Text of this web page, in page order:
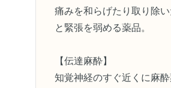
痛みを和らげたり取り除
と緊張を弱める薬品。
【伝達麻酔】
知覚神経のすぐ近くに麻